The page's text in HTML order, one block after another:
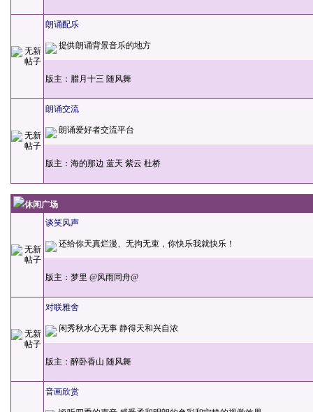
朗诵配乐
提供朗诵背景音乐的地方
版主： 腊月十三 随风舞
朗诵交流
朗诵爱好者交流平台
版主： 海的那边 蓝天 紫云 杜桥
休闲广场
谈笑风声
还给你天真烂漫、无拘无束，你快乐我就快乐！
版主： 梦里 @风雨同舟@
对联雅舍
闲秀秋水心无事 静得天和兴自浓
版主： 醉卧香山 随风舞
音画欣赏